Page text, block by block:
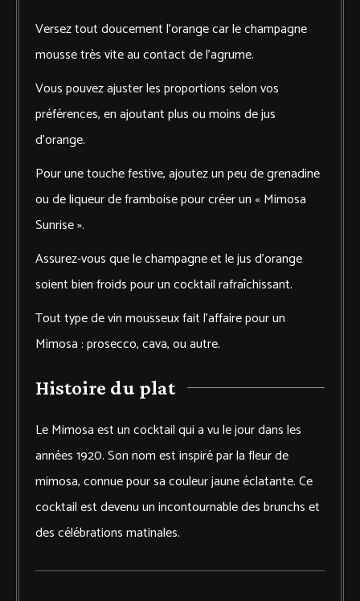
Versez tout doucement l’orange car le champagne
mousse très vite au contact de l’agrume.
Vous pouvez ajuster les proportions selon vos
préférences, en ajoutant plus ou moins de jus
d’orange.
Pour une touche festive, ajoutez un peu de grenadine
ou de liqueur de framboise pour créer un « Mimosa
Sunrise ».
Assurez-vous que le champagne et le jus d’orange
soient bien froids pour un cocktail rafraîchissant.
Tout type de vin mousseux fait l’affaire pour un
Mimosa : prosecco, cava, ou autre.
Histoire du plat
Le Mimosa est un cocktail qui a vu le jour dans les
années 1920. Son nom est inspiré par la fleur de
mimosa, connue pour sa couleur jaune éclatante. Ce
cocktail est devenu un incontournable des brunchs et
des célébrations matinales.